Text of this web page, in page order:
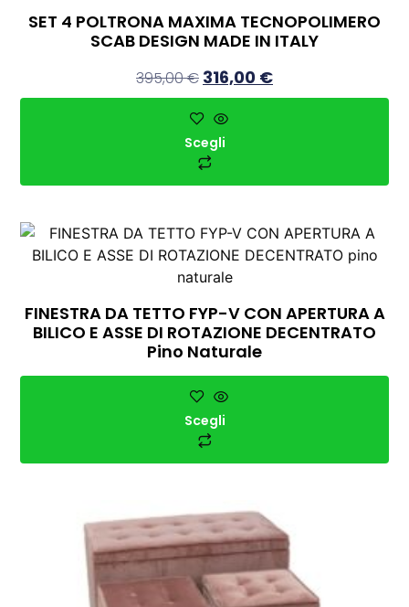
SET 4 POLTRONA MAXIMA TECNOPOLIMERO
SCAB DESIGN MADE IN ITALY
395,00€ 316,00 €
Scegli
FINESTRA DA TETTO FYP-V CON APERTURA A
BILICO E ASSE DI ROTAZIONE DECENTRATO
Pino Naturale
Scegli